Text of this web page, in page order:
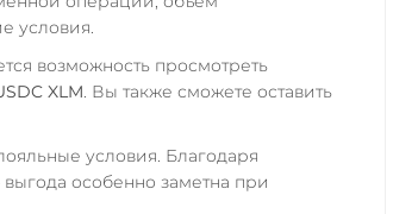
условия.
возможность просмотреть
XLM. Вы также сможете оставить
условия. Благодаря
особенно заметна при